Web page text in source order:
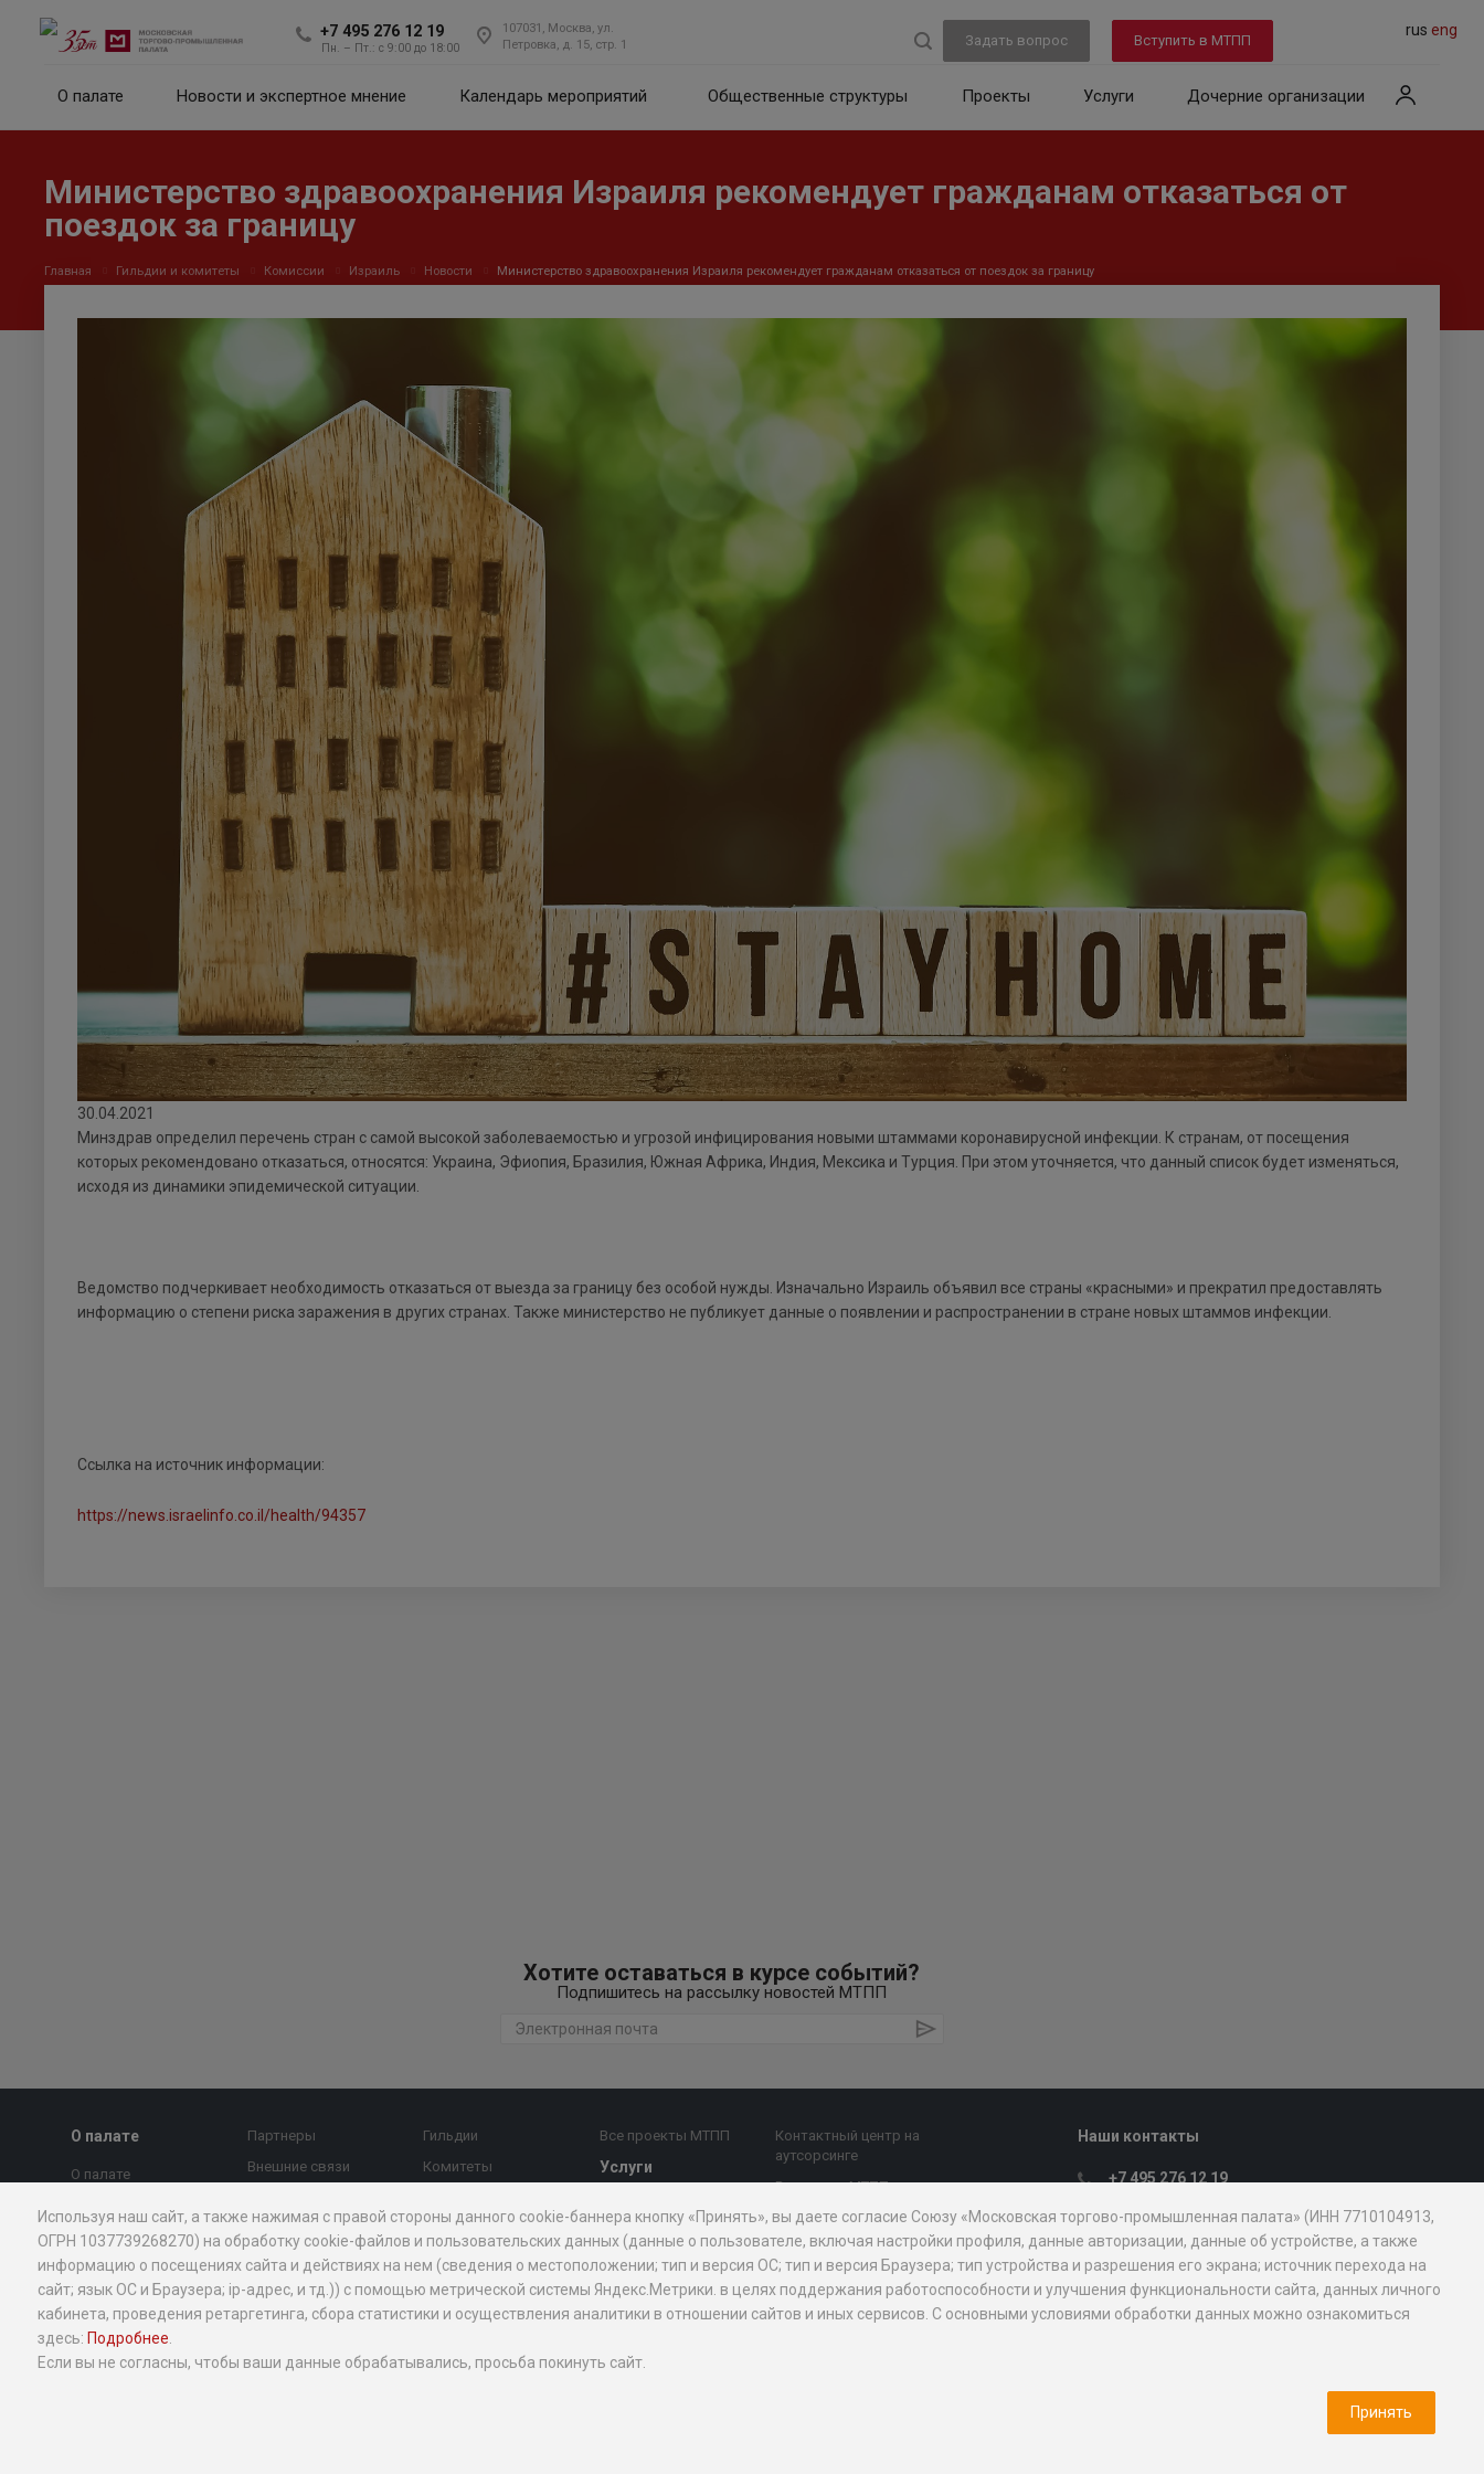
+7 495 276 12 19
Пн. – Пт.: с 9:00 до 18:00
107031, Москва, ул.
Петровка, д. 15, стр. 1
Задать вопрос Вступить в МТПП
rus eng
О палате Новости и экспертное мнение Календарь мероприятий Общественные структуры Проекты Услуги Дочерние организации
Министерство здравоохранения Израиля рекомендует гражданам отказаться от
поездок за границу
Главная Гильдии и комитеты Комиссии Израиль Новости Министерство здравоохранения Израиля рекомендует гражданам отказаться от поездок за границу
30.04.2021
Минздрав определил перечень стран с самой высокой заболеваемостью и угрозой инфицирования новыми штаммами коронавирусной инфекции. К странам, от посещения
которых рекомендовано отказаться, относятся: Украина, Эфиопия, Бразилия, Южная Африка, Индия, Мексика и Турция. При этом уточняется, что данный список будет изменяться,
исходя из динамики эпидемической ситуации.
Ведомство подчеркивает необходимость отказаться от выезда за границу без особой нужды. Изначально Израиль объявил все страны «красными» и прекратил предоставлять
информацию о степени риска заражения в других странах. Также министерство не публикует данные о появлении и распространении в стране новых штаммов инфекции.
Ссылка на источник информации:
https://news.israelinfo.co.il/health/94357
Хотите оставаться в курсе событий?
Подпишитесь на рассылку новостей МТПП
О палате
О палате
Президент
Правление
Вице-президенты
Стратегия
Структура
Партнеры
Внешние связи
коррупции
Контакты
Новости и
экспертное мнение
Календарь
Гильдии
Комитеты
Экспертный совет
МТПП
Проекты
Миллион призов
Все проекты МТПП
Услуги
диагностика
предпринимательства
Внешнеэкономическая
Юридическая помощь
Контактный центр на
аутсорсинге
Все услуги МТПП
Дочерние
организации
АО "Мосэкспертиза"
БЦ "Меркурий"
Наши контакты
+7 495 276 12 19
107031, Москва, ул. Петровка, д. 15, стр.
1
mostpp@mostpp.ru
Пресс-служба
Используя наш сайт, а также нажимая с правой стороны данного cookie-баннера кнопку «Принять», вы даете согласие Союзу «Московская торгово-промышленная палата» (ИНН 7710104913,
ОГРН 1037739268270) на обработку cookie-файлов и пользовательских данных (данные о пользователе, включая настройки профиля, данные авторизации, данные об устройстве, а также
информацию о посещениях сайта и действиях на нем (сведения о местоположении; тип и версия ОС; тип и версия Браузера; тип устройства и разрешения его экрана; источник перехода на
сайт; язык ОС и Браузера; ip-адрес, и тд.)) с помощью метрической системы Яндекс.Метрики. в целях поддержания работоспособности и улучшения функциональности сайта, данных личного
кабинета, проведения ретаргетинга, сбора статистики и осуществления аналитики в отношении сайтов и иных сервисов. С основными условиями обработки данных можно ознакомиться
здесь: Подробнее
Если вы не согласны, чтобы ваши данные обрабатывались, просьба покинуть сайт.
Принять